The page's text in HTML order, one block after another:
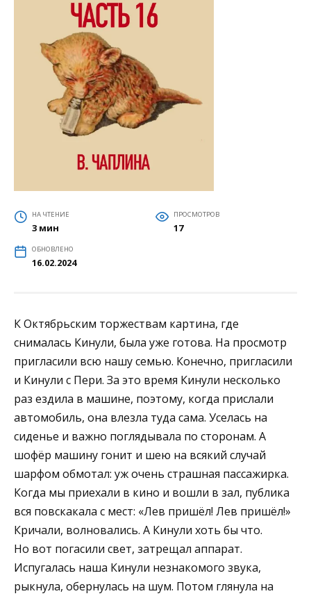
НА ЧТЕНИЕ
3 мин
ПРОСМОТРОВ
17
ОБНОВЛЕНО
16.02.2024
К Октябрьским торжествам картина, где
снималась Кинули, была уже готова. На просмотр
пригласили всю нашу семью. Конечно, пригласили
и Кинули с Пери. За это время Кинули несколько
раз ездила в машине, поэтому, когда прислали
автомобиль, она влезла туда сама. Уселась на
сиденье и важно поглядывала по сторонам. А
шофёр машину гонит и шею на всякий случай
шарфом обмотал: уж очень страшная пассажирка.
Когда мы приехали в кино и вошли в зал, публика
вся повскакала с мест: «Лев пришёл! Лев пришёл!»
Кричали, волновались. А Кинули хоть бы что.
Но вот погасили свет, затрещал аппарат.
Испугалась наша Кинули незнакомого звука,
рыкнула, обернулась на шум. Потом глянула на